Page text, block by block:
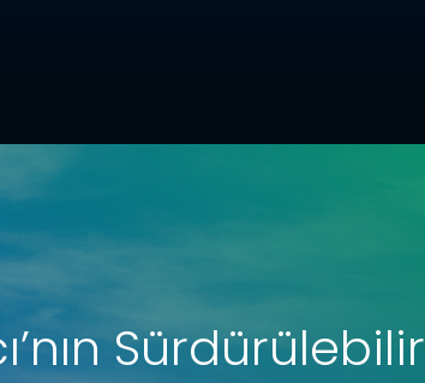
Sürdürülebilir